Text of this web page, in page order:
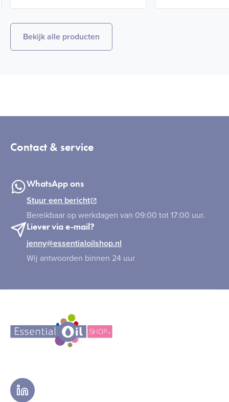
Bekijk alle producten
Contact & service
WhatsApp ons
Stuur een bericht
Bereikbaar op werkdagen van 09:00 tot 17:00 uur.
Liever via e-mail?
jenny@essentialoilshop.nl
Wij antwoorden binnen 24 uur
linkedin